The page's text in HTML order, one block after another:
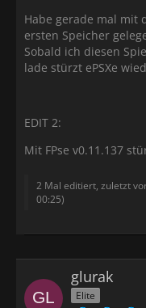
Habe gerade mal mit
ersten Speicher
Sobald ich diesen
lade stürzt ePSXe
EDIT 2:
Mit FPse v0.11.137
2 Mal editiert, zuletzt
00:25)
glurak
Elite